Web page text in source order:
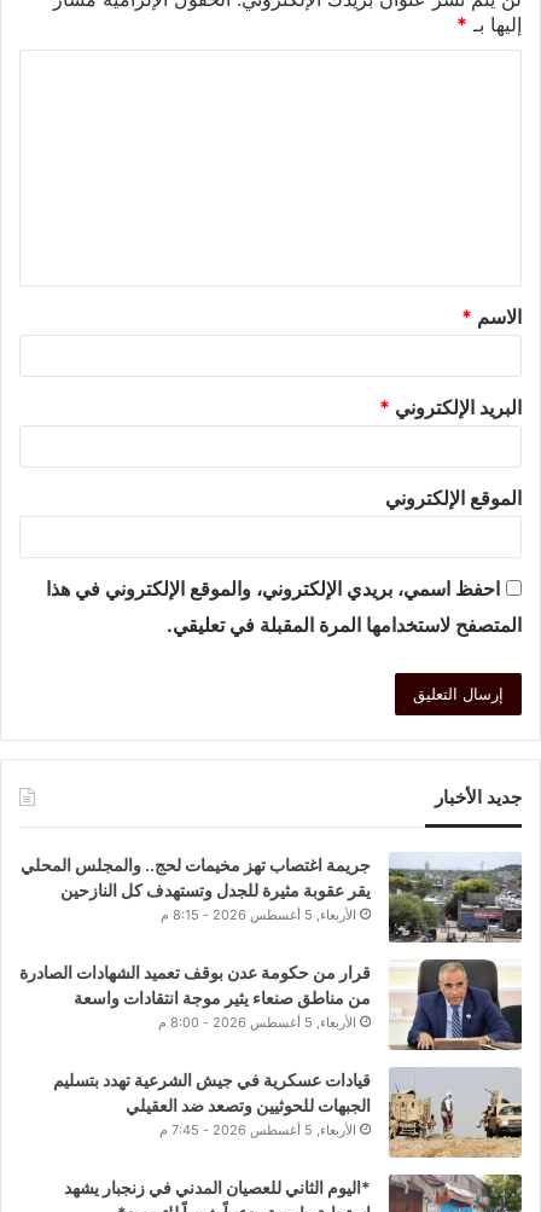
إليها بـ *
الاسم *
البريد الإلكتروني *
الموقع الإلكتروني
احفظ اسمي، بريدي الإلكتروني، والموقع الإلكتروني في هذا
المتصفح لاستخدامها المرة المقبلة في تعليقي.
جديد الأخبار
جريمة اغتصاب تهز مخيمات لحج.. والمجلس المحلي
يقر عقوبة مثيرة للجدل وتستهدف كل النازحين
الأربعاء, 5 أغسطس 2026 - 8:15 م
قرار من حكومة عدن بوقف تعميد الشهادات الصادرة
من مناطق صنعاء يثير موجة انتقادات واسعة
الأربعاء, 5 أغسطس 2026 - 8:00 م
قيادات عسكرية في جيش الشرعية تهدد بتسليم
الجبهات للحوثيين وتصعد ضد العقيلي
الأربعاء, 5 أغسطس 2026 - 7:45 م
*اليوم الثاني للعصيان المدني في زنجبار يشهد